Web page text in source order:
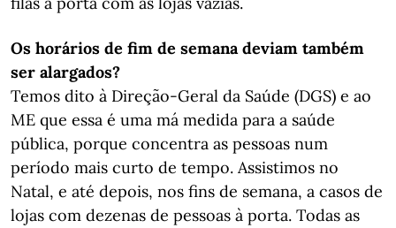
Os horários de fim de semana deviam também
ser alargados?
Temos dito à Direção-Geral da Saúde (DGS) e ao
ME que essa é uma má medida para a saúde
pública, porque concentra as pessoas num
período mais curto de tempo. Assistimos no
Natal, e até depois, nos fins de semana, a casos de
lojas com dezenas de pessoas à porta. Todas as